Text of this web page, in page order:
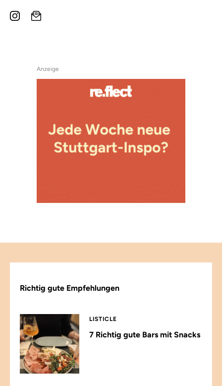
Anzeige
Richtig gute Empfehlungen
LISTICLE
7 Richtig gute Bars mit Snacks